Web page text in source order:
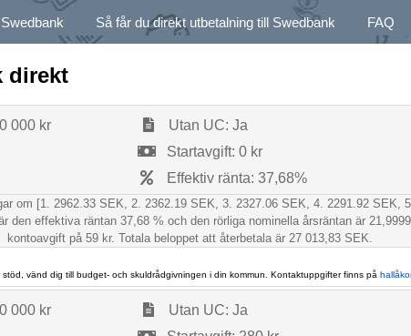
Så får du direkt utbetalning till Swedbank FAQ
direkt
000 kr
Utan UC: Ja
Startavgift: 0 kr
Effektiv ränta: 37,68%
om [1. 2962.33 SEK, 2. 2362.19 SEK, 3. 2327.06 SEK, 4. 2291.92
effektiva räntan 37,68 % och den rörliga nominella årsräntan är
kontoavgift på 59 kr. Totala beloppet att återbetala är 27 013,83 SEK.
vänd dig till budget- och skuldrådgivningen i din kommun. Kontaktuppgifter finns på
000 kr
Utan UC: Ja